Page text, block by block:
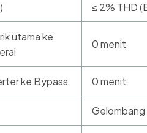
≤ 2% THD
utama ke
0 menit
ke Bypass 0 menit
Gelombang